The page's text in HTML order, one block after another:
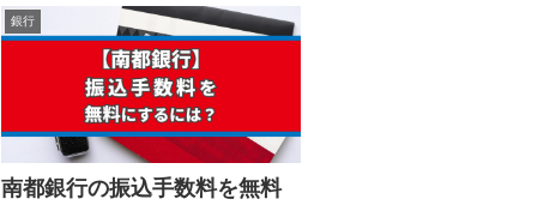
銀行
南都銀行の振込手数料を無料